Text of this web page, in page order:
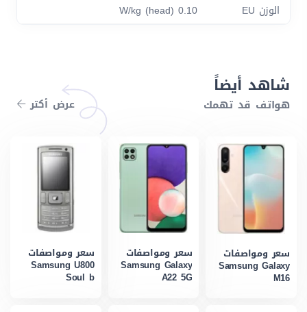
الوزن EU
0.10 W/kg (head)
شاهد أيضاً
هواتف قد تهمك عرض أكتر
سعر ومواصفات
Samsung Galaxy
M16
سعر ومواصفات
Samsung Galaxy
A22 5G
سعر ومواصفات
Samsung U800
Soul b